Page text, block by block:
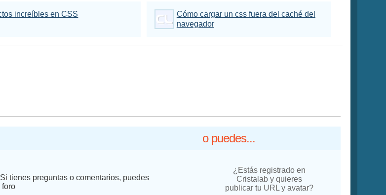
increíbles en CSS
Cómo cargar un css fuera del caché del
navegador
tienes preguntas o comentarios, puedes
foro
o puedes...
¿Estás registrado en
Cristalab y quieres
publicar tu URL y avatar?